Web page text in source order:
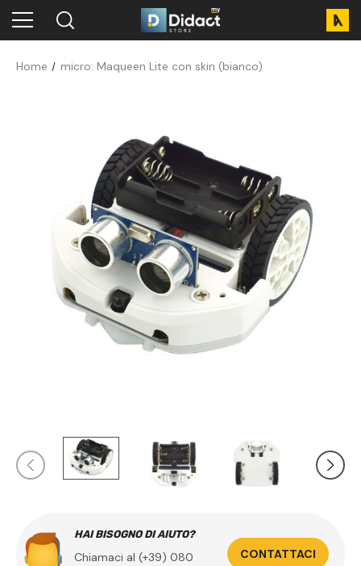
Home micro: Maqueen Lite con skin (bianco)
HAI BISOGNO DI AIUTO?
Chiamaci al (+39) 080
CONTATTACI